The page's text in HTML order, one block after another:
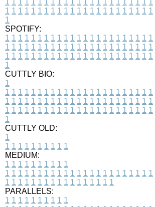
1 1 1 1 1 1 1 1 1 1 1 1 1 1 1 1 1 1 1 1 1 1 1
1 1 1 1 1 1 1 1 1 1 1 1 1 1 1 1 1 1 1 1 1 1 1
1
SPOTIFY:
1 1 1 1 1 1 1 1 1 1 1 1 1 1 1 1 1 1 1 1 1 1 1
1 1 1 1 1 1 1 1 1 1 1 1 1 1 1 1 1 1 1 1 1 1 1
1 1 1 1 1 1 1 1 1 1 1 1 1 1 1 1 1 1 1 1 1 1 1
1
CUTTLY BIO:
1
1 1 1 1 1 1 1 1 1 1 1 1 1 1 1 1 1 1 1 1 1 1 1
1 1 1 1 1 1 1 1 1 1 1 1 1 1 1 1 1 1 1 1 1 1 1
1 1 1 1 1 1 1 1 1 1 1 1 1 1 1 1 1 1 1 1 1 1 1
1
CUTTLY OLD:
1
1 1 1 1 1 1 1 1 1 1
MEDIUM:
1 1 1 1 1 1 1 1 1 1
1 1 1 1 1 1 1 1 1 1 1 1 1 1 1 1 1 1 1 1 1 1 1
1 1 1 1 1 1 1 1 1 1 1 1 1 1 1 1 1
PARALLELS:
1 1 1 1 1 1 1 1 1 1